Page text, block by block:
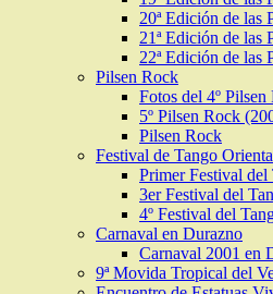
20ª Edición de las
21ª Edición de las
22ª Edición de las
Pilsen Rock
Fotos del 4º
5º Pilsen Rock
Pilsen Rock
Festival de Tango
Primer Festival
3er Festival del
4º Festival del
Carnaval en Durazno
Carnaval 2001 en
9ª Movida Tropical del